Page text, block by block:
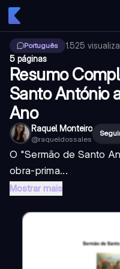
Português 1.525
5 páginas
Resumo
Santo António
Ano
Raquel Monteiro
@raqueldossales
O "Sermão de Santo
obra-prima...
Mostrar mais